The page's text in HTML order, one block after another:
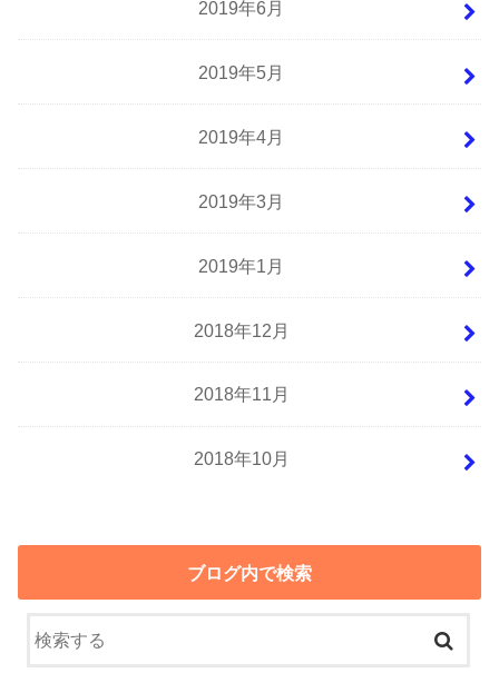
2019年6月
2019年5月
2019年4月
2019年3月
2019年1月
2018年12月
2018年11月
2018年10月
ブログ内で検索